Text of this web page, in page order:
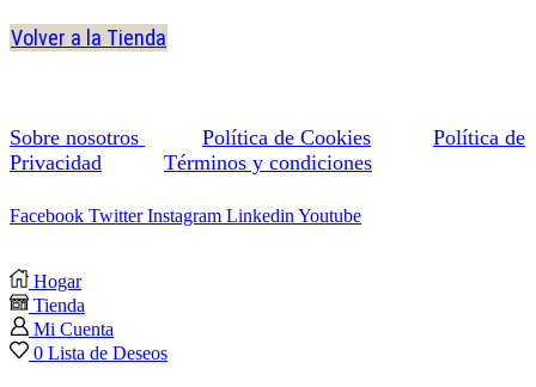
Volver a la Tienda
Sobre nosotros Política de Cookies
Política de
Privacidad
Términos y condiciones
Facebook Twitter Instagram Linkedin Youtube
Hogar
Tienda
Mi Cuenta
0 Lista de Deseos